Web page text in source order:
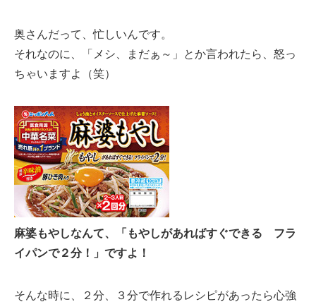
奥さんだって、忙しいんです。
それなのに、「メシ、まだぁ～」とか言われたら、怒っ
ちゃいますよ（笑）
麻婆もやしなんて、「もやしがあればすぐできる フラ
イパンで２分！」ですよ！
そんな時に、２分、３分で作れるレシピがあったら心強